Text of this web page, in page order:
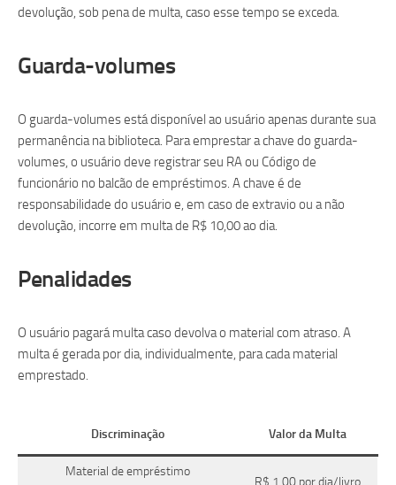
devolução, sob pena de multa, caso esse tempo se exceda.
Guarda-volumes
O guarda-volumes está disponível ao usuário apenas durante sua
permanência na biblioteca. Para emprestar a chave do guarda-
volumes, o usuário deve registrar seu RA ou Código de
funcionário no balcão de empréstimos. A chave é de
responsabilidade do usuário e, em caso de extravio ou a não
devolução, incorre em multa de R$ 10,00 ao dia.
Penalidades
O usuário pagará multa caso devolva o material com atraso. A
multa é gerada por dia, individualmente, para cada material
emprestado.
Discriminação Valor da Multa
Material de empréstimo
R$ 1,00 por dia/livro